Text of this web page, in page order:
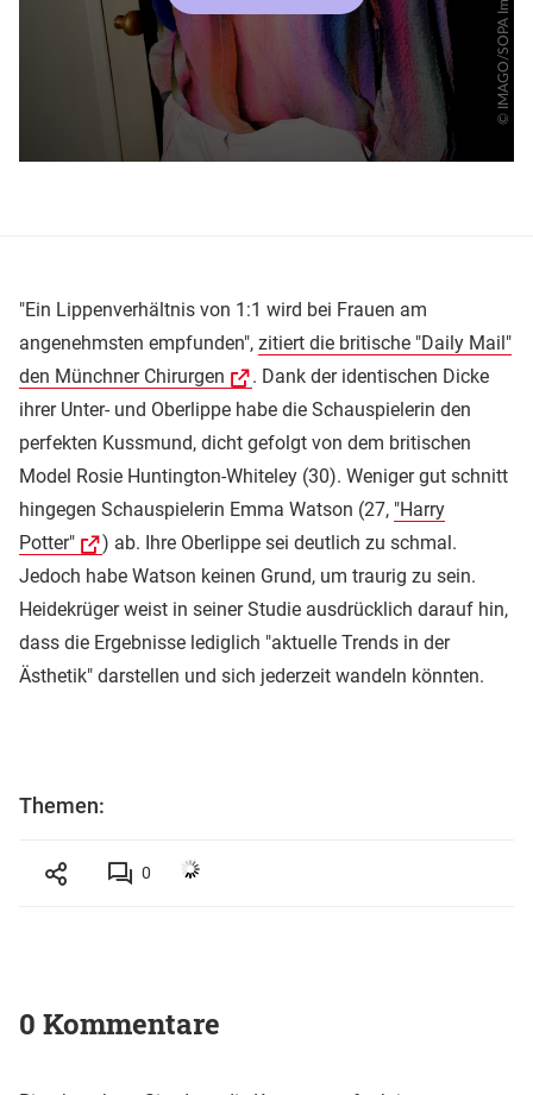
"Ein Lippenverhältnis von 1:1 wird bei Frauen am
angenehmsten empfunden", zitiert die britische "Daily Mail"
den Münchner Chirurgen
. Dank der identischen Dicke
ihrer Unter- und Oberlippe habe die Schauspielerin den
perfekten Kussmund, dicht gefolgt von dem britischen
Model Rosie Huntington-Whiteley (30). Weniger gut schnitt
hingegen Schauspielerin Emma Watson (27, "Harry
Potter"
) ab. Ihre Oberlippe sei deutlich zu schmal.
Jedoch habe Watson keinen Grund, um traurig zu sein.
Heidekrüger weist in seiner Studie ausdrücklich darauf hin,
dass die Ergebnisse lediglich "aktuelle Trends in der
Ästhetik" darstellen und sich jederzeit wandeln könnten.
Themen:
0
0 Kommentare